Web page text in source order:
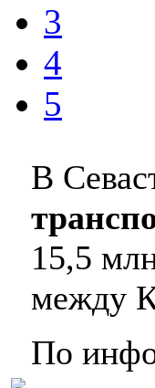
3
4
5
В
15,5
между
По